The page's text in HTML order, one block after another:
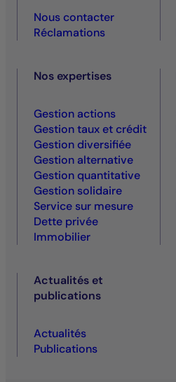
Nous contacter
Réclamations
Nos expertises
Gestion actions
Gestion taux et crédit
Gestion diversifiée
Gestion alternative
Gestion quantitative
Gestion solidaire
Service sur mesure
Dette privée
Immobilier
Actualités et
publications
Actualités
Publications